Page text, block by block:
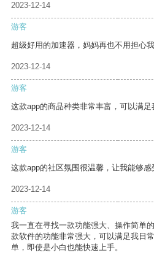
2023-12-14
游客
超级好用的加速器，妈妈再也不用担心
2023-12-14
游客
这款app的商品种类非常丰富，可以满足
2023-12-14
游客
这款app的社区氛围很温馨，让我能够感
2023-12-14
游客
我一直在寻找一款功能强大、操作简单
款软件的功能非常强大，可以满足我日
单，即使是小白也能快速上手。